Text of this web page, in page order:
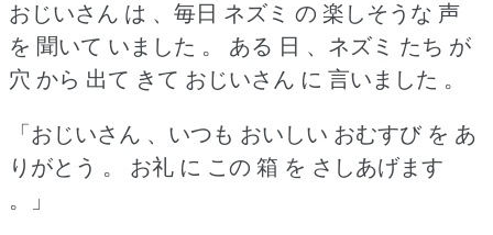
おじいさん は 、毎日 ネズミ の 楽しそうな 声
を 聞いて いました 。
ある 日 、ネズミ たち が
穴 から 出て きて おじいさん に 言いました 。
「おじいさん 、いつも おいしい おむすび を あ
りがとう 。
お礼 に この 箱 を さしあげます
。」